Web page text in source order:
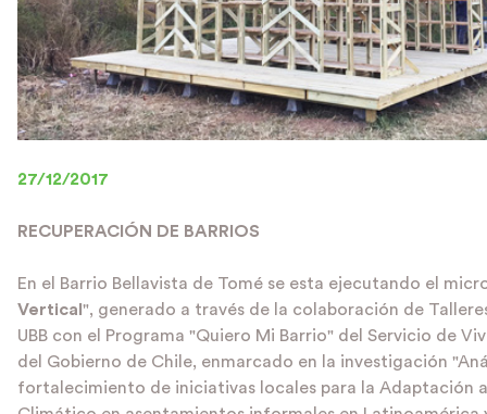
27/12/2017
RECUPERACIÓN DE BARRIOS
En el Barrio Bellavista de Tomé se esta ejecutando el
Vertical ", generado a través de la colaboración de
UBB con el Programa "Quiero Mi Barrio" del Servicio de
del Gobierno de Chile, enmarcado en la investigación
fortalecimiento de iniciativas locales para la Adaptación